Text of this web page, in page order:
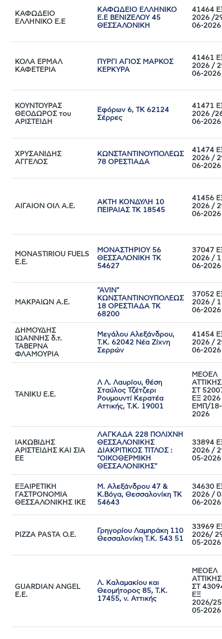
ΚΑΦΩΔΕΙΟ
ΕΛΛΗΝΙΚΟ Ε.Ε
ΚΑΦΩΔΕΙΟ ΕΛΛΗΝΙΚΟ
Ε.Ε ΒΕΝΙΖΕΛΟΥ 45
ΘΕΣΣΑΛΟΝΙΚΗ
41464
2026 /
06-2026
ΚΟΛΑ ΕΡΜΑΛ
ΚΑΦΕΤΕΡΙΑ
ΠΥΡΓΙ ΑΓΙΟΣ ΜΑΡΚΟΣ
ΚΕΡΚΥΡΑ
41461
2026 /
06-2026
ΚΟΥΝΤΟΥΡΑΣ
ΘΕΟΔΩΡΟΣ του
ΑΡΙΣΤΕΙΔΗ
Εφόρων 6, ΤΚ 62124
Σέρρες
41471
2026 /
06-2026
ΧΡΥΣΑΝΙΔΗΣ
ΑΓΓΕΛΟΣ
ΚΩΝΣΤΑΝΤΙΝΟΥΠΟΛΕΩΣ
78 ΟΡΕΣΤΙΑΔΑ
41474
2026 /
06-2026
ΑΙΓΑΙΟΝ ΟΙΛ Α.Ε.
ΑΚΤΗ ΚΟΝΔΥΛΗ 10
ΠΕΙΡΑΙΑΣ TK 18545
41456
2026 /
06-2026
MONASTIRIOU FUELS
Ε.Ε.
ΜΟΝΑΣΤΗΡΙΟΥ 56
ΘΕΣΣΑΛΟΝΙΚΗ TK
54627
37047
2026 /
06-2026
ΜΑΚΡΑΙΩΝ Α.Ε.
"AVIN"
ΚΩΝΣΤΑΝΤΙΝΟΥΠΟΛΕΩΣ
18 ΟΡΕΣΤΙΑΔΑ TK
68200
37052
2026 /
06-2026
ΔΗΜΟΥΔΗΣ
ΙΩΑΝΝΗΣ δ.τ.
ΤΑΒΕΡΝΑ
ΦΛΑΜΟΥΡΙΑ
Μεγάλου Αλεξάνδρου,
Τ.Κ. 62042 Νέα Ζίχνη
Σερρών
41454
2026 /
06-2026
TANIKU E.E.
Λ Λ. Λαυρίου, θέση
Σταύλος Τζέτζερι
Ρουμουντί Κερατέα
Αττικής, Τ.Κ. 19001
ΜΕΟΕΛ
ΣΤ
ΕΞ 2026
ΕΜΠ/
2026
ΙΑΚΩΒΙΔΗΣ
ΑΡΙΣΤΕΙΔΗΣ ΚΑΙ ΣΙΑ
ΕΕ
ΛΑΓΚΑΔΑ 228 ΠΟΛΙΧΝΗ
ΘΕΣΣΑΛΟΝΙΚΗΣ
ΔΙΑΚΡΙΤΙΚΟΣ ΤΙΤΛΟΣ :
"ΟΙΚΟΘΕΡΜΙΚΗ
ΘΕΣΣΑΛΟΝΙΚΗΣ"
33894
2026 /
05-2026
ΕΞΑΙΡΕΤΙΚΗ
ΓΑΣΤΡΟΝΟΜΙΑ
ΘΕΣΣΑΛΟΝΙΚΗΣ ΙΚΕ
Μ. Αλεξάνδρου 47 &
Κ.Βόγα, Θεσσαλονίκη ΤΚ
54643
34630
2026 /
06-2026
PIZZA PASTA Ο.Ε.
Γρηγορίου Λαμπράκη 110
Θεσσαλονίκη Τ.Κ. 543 51
33969
2026/
05-2026
GUARDIAN ANGEL
E.E.
Λ. Καλαμακίου και
Θεομήτορος 85, Τ.Κ.
17455, ν. Αττικής
ΜΕΟΕΛ
ΣΤ
ΕΞ
2026/
05-2026